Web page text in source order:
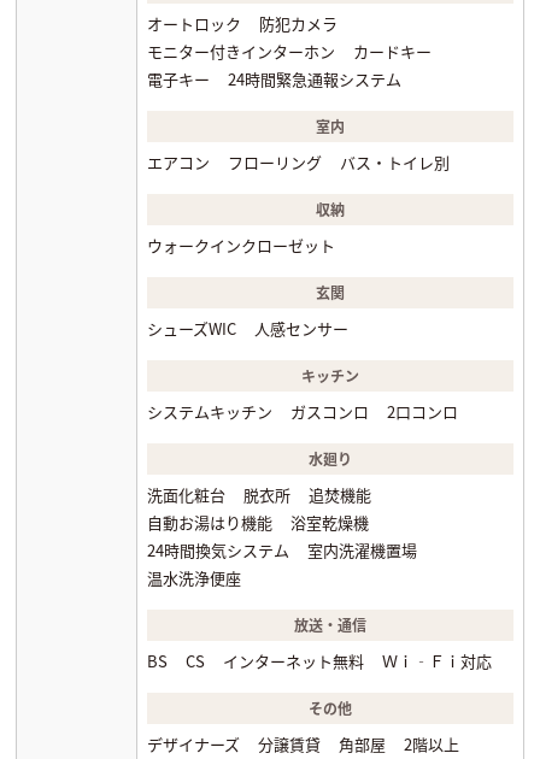
オートロック
防犯カメラ
モニター付きインターホン
カードキー
電子キー
24時間緊急通報システム
室内
エアコン フローリング バス・トイレ別
収納
ウォークインクローゼット
玄関
シューズWIC 人感センサー
キッチン
システムキッチン ガスコンロ 2口コンロ
水廻り
洗面化粧台 脱衣所
追焚機能
自動お湯はり機能
浴室乾燥機
24時間換気システム
室内洗濯機置場
温水洗浄便座
放送・通信
BS CS インターネット無料 Ｗｉ‐Ｆｉ対応
その他
デザイナーズ 分譲賃貸 角部屋
2階以上